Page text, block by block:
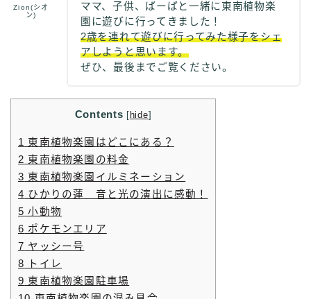
Zion(シオ
ン)
ママ、子供、ばーばと一緒に東南植物楽
園に遊びに行ってきました！
2歳を連れて遊びに行ってみた様子をシェ
アしようと思います。
ぜひ、最後までご覧ください。
Contents [ hide]
1 東南植物楽園はどこにある？
2 東南植物楽園の料金
3 東南植物楽園イルミネーション
4 ひかりの蓮 音と光の演出に感動！
5 小動物
6 ポケモンエリア
7 ヤッシー号
8 トイレ
9 東南植物楽園駐車場